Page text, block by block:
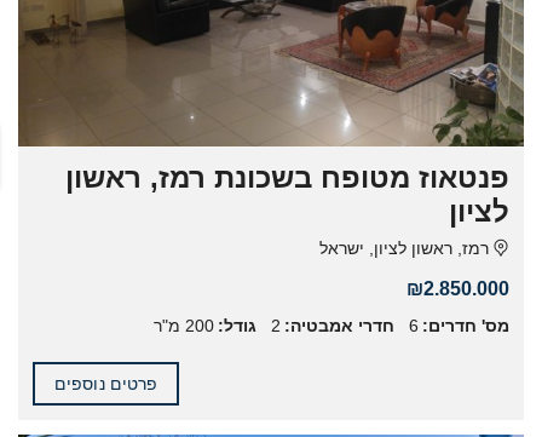
פנטאוז מטופח בשכונת רמז, ראשון
לציון
רמז, ראשון לציון, ישראל
₪2.850.000
מס' חדרים: 6 חדרי אמבטיה: 2 גודל: 200 מ"ר
פרטים נוספים